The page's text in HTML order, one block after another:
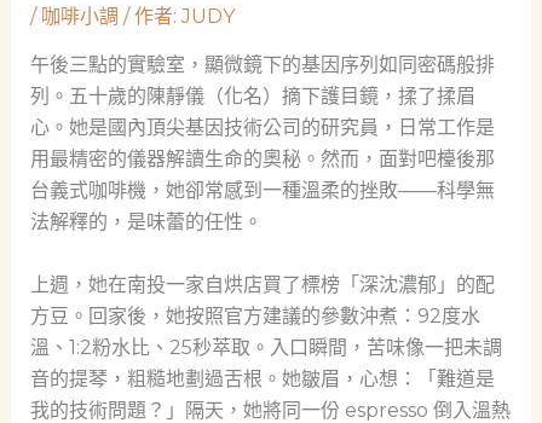
/ 咖啡小調 / 作者:JUDY
午後三點的實驗室，顯微鏡下的基因序列如同密碼般排
列。五十歲的陳靜儀（化名）摘下護目鏡，揉了揉眉
心。她是國內頂尖基因技術公司的研究員，日常工作是
用最精密的儀器解讀生命的奧秘。然而，面對吧檯後那
台義式咖啡機，她卻常感到一種溫柔的挫敗——科學無
法解釋的，是味蕾的任性。
上週，她在南投一家自烘店買了標榜「深沈濃郁」的配
方豆。回家後，她按照官方建議的參數沖煮：92度水
溫、1:2粉水比、25秒萃取。入口瞬間，苦味像一把未調
音的提琴，粗糙地劃過舌根。她皺眉，心想：「難道是
我的技術問題？」隔天，她將同一份 espresso 倒入溫熱